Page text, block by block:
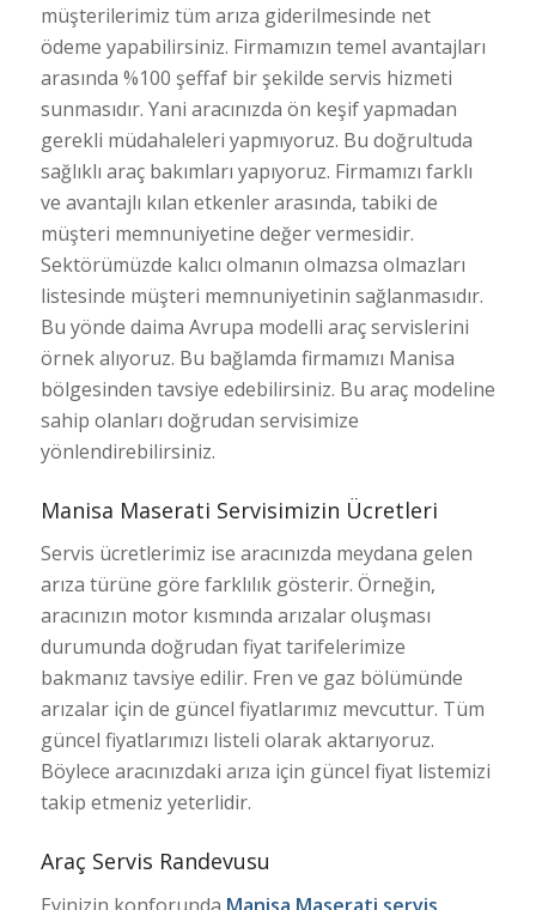
müşterilerimiz tüm arıza giderilmesinde net
ödeme yapabilirsiniz. Firmamızın temel avantajları
arasında %100 şeffaf bir şekilde servis hizmeti
sunmasıdır. Yani aracınızda ön keşif yapmadan
gerekli müdahaleleri yapmıyoruz. Bu doğrultuda
sağlıklı araç bakımları yapıyoruz. Firmamızı farklı
ve avantajlı kılan etkenler arasında, tabiki de
müşteri memnuniyetine değer vermesidir.
Sektörümüzde kalıcı olmanın olmazsa olmazları
listesinde müşteri memnuniyetinin sağlanmasıdır.
Bu yönde daima Avrupa modelli araç servislerini
örnek alıyoruz. Bu bağlamda firmamızı Manisa
bölgesinden tavsiye edebilirsiniz. Bu araç modeline
sahip olanları doğrudan servisimize
yönlendirebilirsiniz.
Manisa Maserati Servisimizin Ücretleri
Servis ücretlerimiz ise aracınızda meydana gelen
arıza türüne göre farklılık gösterir. Örneğin,
aracınızın motor kısmında arızalar oluşması
durumunda doğrudan fiyat tarifelerimize
bakmanız tavsiye edilir. Fren ve gaz bölümünde
arızalar için de güncel fiyatlarımız mevcuttur. Tüm
güncel fiyatlarımızı listeli olarak aktarıyoruz.
Böylece aracınızdaki arıza için güncel fiyat listemizi
takip etmeniz yeterlidir.
Araç Servis Randevusu